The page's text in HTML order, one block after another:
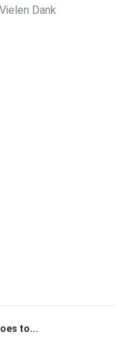
Dank
to...